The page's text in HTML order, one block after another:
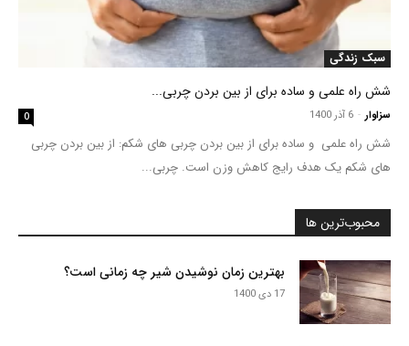
سبک زندگی
شش راه علمی و ساده برای از بین بردن چربی...
سزاوار - 6 آذر 1400 0
شش راه علمی و ساده برای از بین بردن چربی های شکم: از بین بردن چربی
های شکم یک هدف رایج کاهش وزن است. چربی...
محبوب‌ترین ها
بهترین زمان نوشیدن شیر چه زمانی است؟
17 دی 1400